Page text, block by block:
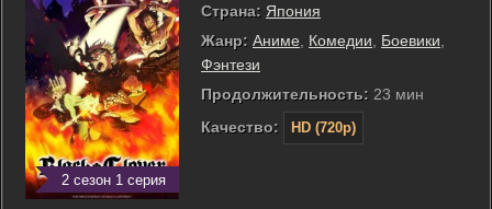
2 сезон 1 серия
Страна: Япония
Жанр: Аниме Комедии Боевики
Фэнтези
Продолжительность: 23 мин
Качество:
HD (720p)